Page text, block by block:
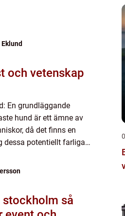
och vetenskap
En grundläggande
hund är ett ämne av
då det finns en
dessa potentiellt farliga
så